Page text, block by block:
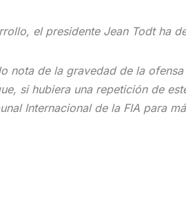
el presidente Jean Todt ha
nota de la gravedad de la
si hubiera una repetición de
Internacional de la FIA para